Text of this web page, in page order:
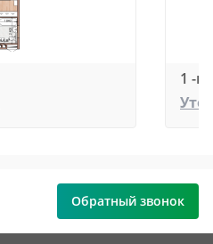
1 -
Обратный звонок